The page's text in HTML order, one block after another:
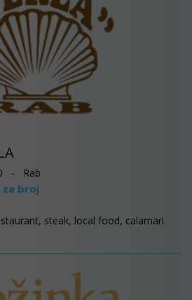
- Rab
za broj
steak, local food, calamari